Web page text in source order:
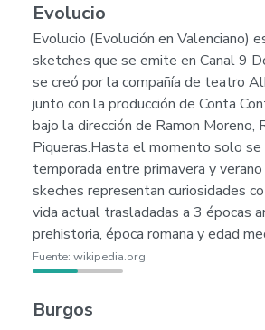
Evolucio
Evolucio (Evolución en Valenciano)
sketches que se emite en Canal 9
se creó por la compañía de teatro
junto con la producción de Conta
bajo la dirección de Ramon Moreno,
Piqueras.Hasta el momento solo se
temporada entre primavera y
skeches representan curiosidades
vida actual trasladadas a 3 épocas
prehistoria, época romana y edad
Fuente: wikipedia.org
Burgos